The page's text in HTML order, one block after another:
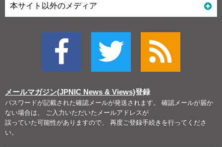
本サイト以外のメディア
メールマガジン(JPNIC News & Views)登録
パスワードが記載された確認メールが発送されます。 確認メールが届か
ない場合は、 ご入力いただいたメールアドレスが
誤っていた可能性がありますので、 再度ご登録手続きを行ってくださ
い。